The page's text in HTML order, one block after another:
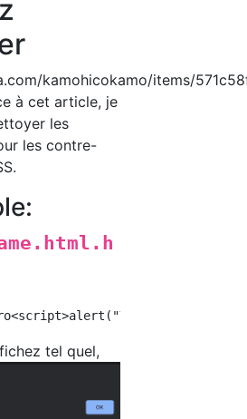
kamohicokamo/items/
à cet article, je
les
les contre-
tel quel,